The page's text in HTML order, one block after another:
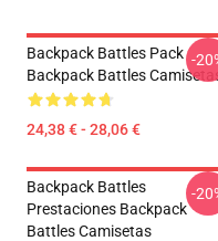
Backpack Battles Pack
Backpack Battles
24,38 € - 28,06 €
-
Backpack Battles
Prestaciones Backpack
Battles Camisetas
-